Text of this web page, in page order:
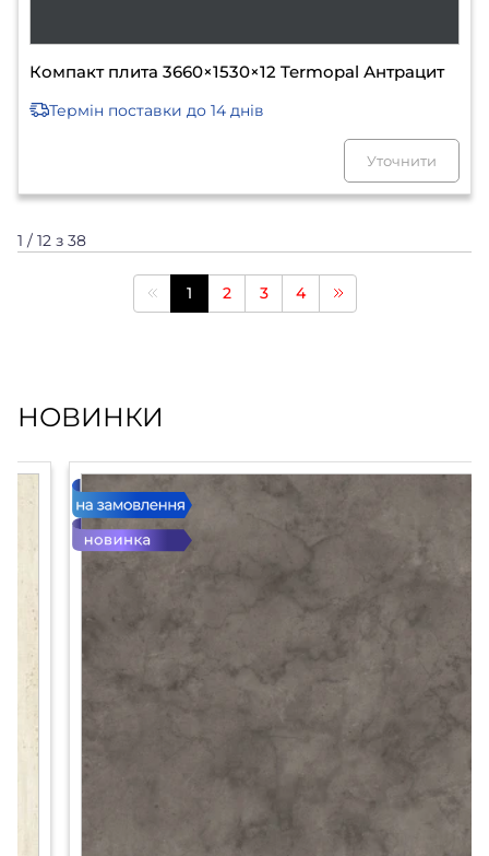
Компакт плита 3660×1530×12 Termopal Антрацит
Термін поставки до 14 днів
Уточнити
1 / 12 з 38
1 2 3 4
НОВИНКИ